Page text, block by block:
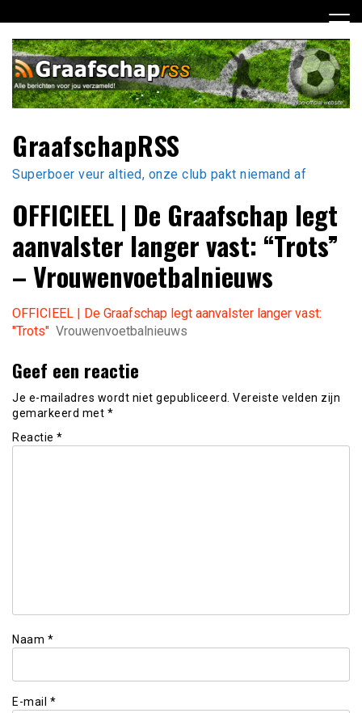
naar
inhoud
GraafschapRSS
Superboer veur altied, onze club pakt niemand af
OFFICIEEL | De Graafschap legt
aanvalster langer vast: “Trots”
– Vrouwenvoetbalnieuws
OFFICIEEL | De Graafschap legt aanvalster langer vast:
"Trots" Vrouwenvoetbalnieuws
Geef een reactie
Je e-mailadres wordt niet gepubliceerd. Vereiste velden zijn
gemarkeerd met *
Reactie *
Naam *
E-mail *